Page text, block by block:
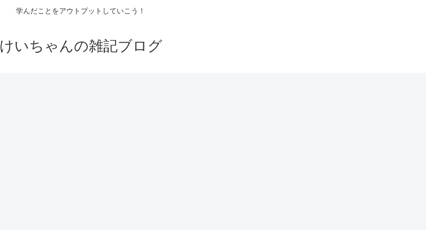
学んだことをアウトプットしていこう！
けいちゃんの雑記ブログ